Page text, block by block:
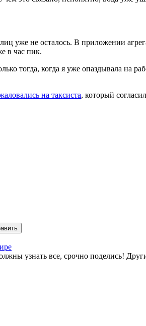
уже не осталось. В приложении
в час пик.
тогда, когда я уже опаздывала на
на таксиста, который
узнать все, срочно поделись!